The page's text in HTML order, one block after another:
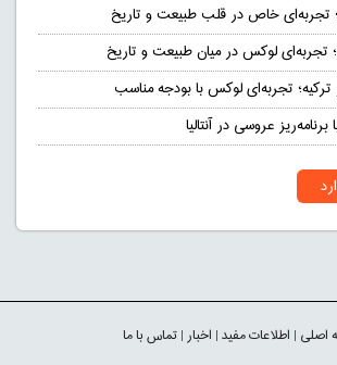
تجربه‌ای خاص در قلب طبیعت و تاریخ
تجربه‌ای لوکس در میان طبیعت و تاریخ
تجربه‌ای لوکس با بودجه مناسب
عروسی در آنتالیا
اصلی | اطلاعات مفید| اخبار|تماس با ما